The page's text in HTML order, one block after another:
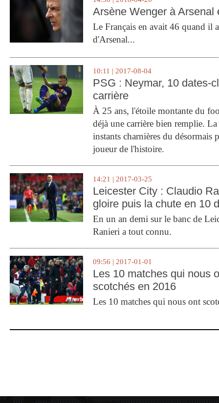
Arsène Wenger à Arsenal
Le Français en avait 46 quand il
d'Arsenal...
10:11 | 2017-08-04
PSG : Neymar, 10 dates-
carrière
À 25 ans, l'étoile montante du
déjà une carrière bien remplie.
instants charnières du désormais
joueur de l'histoire.
14:21 | 2017-03-25
Leicester City : Claudio
gloire puis la chute en 10
En un an demi sur le banc de
Ranieri a tout connu.
09:56 | 2017-01-01
Les 10 matches qui nous
scotchés en 2016
Les 10 matches qui nous ont